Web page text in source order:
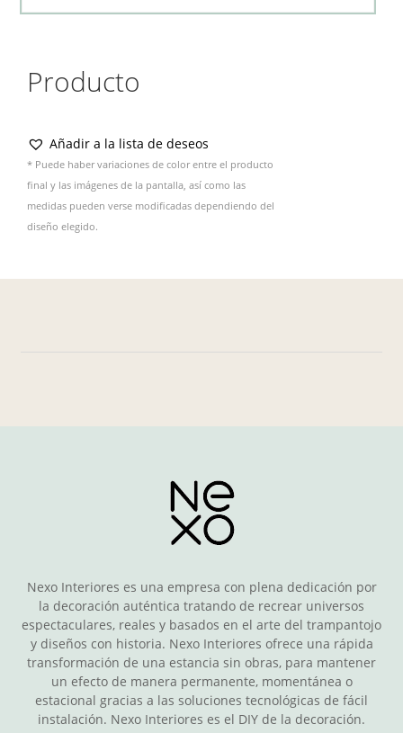
Producto
Añadir a la lista de deseos
* Puede haber variaciones de color entre el producto
final y las imágenes de la pantalla, así como las
medidas pueden verse modificadas dependiendo del
diseño elegido.
Nexo Interiores es una empresa con plena dedicación por
la decoración auténtica tratando de recrear universos
espectaculares, reales y basados en el arte del trampantojo
y diseños con historia. Nexo Interiores ofrece una rápida
transformación de una estancia sin obras, para mantener
un efecto de manera permanente, momentánea o
estacional gracias a las soluciones tecnológicas de fácil
instalación. Nexo Interiores es el DIY de la decoración.